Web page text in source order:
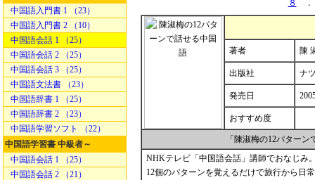
中国語入門書 1 （23）
中国語入門書 2 （10）
中国語会話 1 （25）
中国語会話 2 （25）
中国語会話 3 （25）
中国語文法書 （23）
中国語辞書 1 （25）
中国語辞書 2 （23）
中国語学習ソフト （22）
中国語学習書 中級者～
中国語会話 1 （25）
中国語会話 2 （21）
８
著者 陳
出版社 ナ
発売日
おすすめ度
「陳淑梅の12パター
NHKテレビ「中国語会話」講師でおなじみ
12個のパターンを覚えるだけで旅行から日